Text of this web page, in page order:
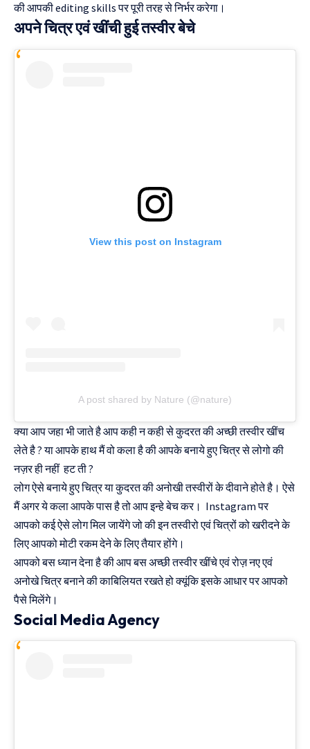
की आपकी editing skills पर पूरी तरह से निर्भर करेगा।
अपने चित्र एवं खींची हुई तस्वीर बेचे
View this post on Instagram
A post shared by Nature (@nature)
क्या आप जहा भी जाते है आप कही न कही से कुदरत की अच्छी तस्वीर खींच
लेते है ? या आपके हाथ मैं वो कला है की आपके बनाये हुए चित्र से लोगो की
नज़र ही नहीं हट ती ?
लोग ऐसे बनाये हुए चित्र या कुदरत की अनोखी तस्वीरों के दीवाने होते है। ऐसे
मैं अगर ये कला आपके पास है तो आप इन्हे बेच कर। Instagram पर
आपको कई ऐसे लोग मिल जायेंगे जो की इन तस्वीरो एवं चित्रों को खरीदने के
लिए आपको मोटी रकम देने के लिए तैयार होंगे।
आपको बस ध्यान देना है की आप बस अच्छी तस्वीर खींचे एवं रोज़ नए एवं
अनोखे चित्र बनाने की काबिलियत रखते हो क्यूंकि इसके आधार पर आपको
पैसे मिलेंगे।
Social Media Agency